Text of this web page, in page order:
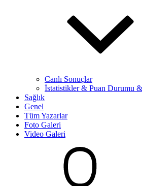
Canlı Sonuçlar
İstatistikler & Puan Durumu
Sağlık
Genel
Tüm Yazarlar
Foto Galeri
Video Galeri